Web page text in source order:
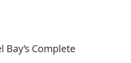
Complete